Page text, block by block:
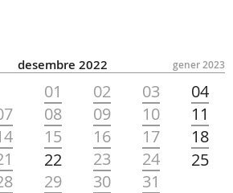
gener 2023
desembre 2022
01 02 03
04
08 09 10
11
15 16 17
18
22 23 24
25
29 30 31